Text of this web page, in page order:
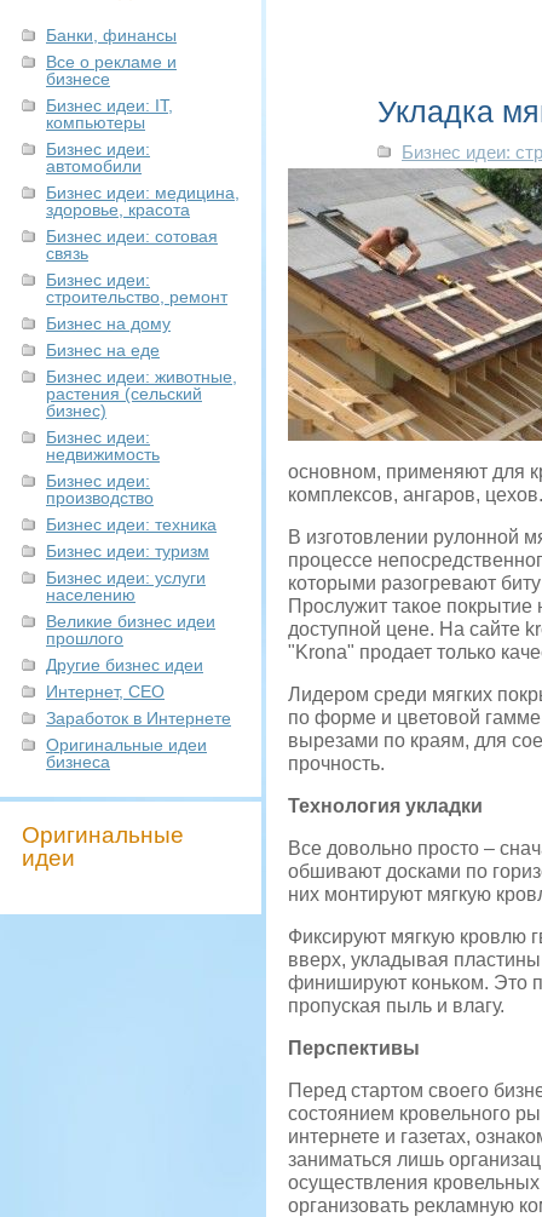
Банки, финансы
Все о рекламе и
бизнесе
Бизнес идеи: IT,
компьютеры
Бизнес идеи:
автомобили
Бизнес идеи: медицина,
здоровье, красота
Бизнес идеи: сотовая
связь
Бизнес идеи:
строительство, ремонт
Бизнес на дому
Бизнес на еде
Бизнес идеи: животные,
растения (сельский
бизнес)
Бизнес идеи:
недвижимость
Бизнес идеи:
производство
Бизнес идеи: техника
Бизнес идеи: туризм
Бизнес идеи: услуги
населению
Великие бизнес идеи
прошлого
Другие бизнес идеи
Интернет, СЕО
Заработок в Интернете
Оригинальные идеи
бизнеса
Оригинальные
идеи
Укладка
Бизнес идеи:
основном, применяют для
комплексов, ангаров, цехов.
В изготовлении рулонной
процессе
которыми разогревают
Прослужит такое
доступной цене. На сайте
"Krona" продает только
Лидером среди мягких
по форме и цветовой
вырезами по краям, для
прочность.
Технология укладки
Все довольно просто –
обшивают досками по
них монтируют мягкую
Фиксируют мягкую кровлю
вверх, укладывая
финишируют коньком. Это
пропуская пыль и влагу.
Перспективы
Перед стартом своего
состоянием кровельного
интернете и газетах,
заниматься лишь
осуществления кровельных
организовать рекламную